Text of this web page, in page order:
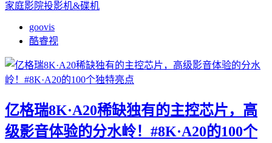
家庭影院投影机&碟机
goovis
酷睿视
亿格瑞8K·A20稀缺独有的主控芯片，高
级影音体验的分水岭！#8K·A20的100个